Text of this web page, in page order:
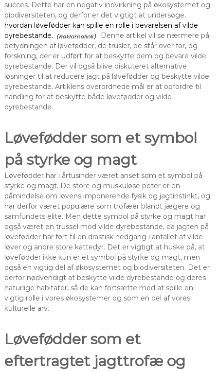
succes. Dette har en negativ indvirkning på økosystemet og
biodiversiteten, og derfor er det vigtigt at undersøge,
hvordan løvefødder kan spille en rolle i bevarelsen af vilde
dyrebestande.
Denne artikel vil se nærmere på
betydningen af ​​løvefødder, de trusler, de står over for, og
forskning, der er udført for at beskytte dem og bevare vilde
dyrebestande. Der vil også blive diskuteret alternative
løsninger til at reducere jagt på løvefødder og beskytte vilde
dyrebestande. Artiklens overordnede mål er at opfordre til
handling for at beskytte både løvefødder og vilde
dyrebestande.
Løvefødder som et symbol
på styrke og magt
Løvefødder har i årtusinder været anset som et symbol på
styrke og magt. De store og muskuløse poter er en
påmindelse om løvens imponerende fysik og jagtinstinkt, og
har derfor været populære som trofæer blandt jægere og
samfundets elite. Men dette symbol på styrke og magt har
også været en trussel mod vilde dyrebestande, da jagten på
løvefødder har ført til en drastisk nedgang i antallet af vilde
løver og andre store kattedyr. Det er vigtigt at huske på, at
løvefødder ikke kun er et symbol på styrke og magt, men
også en vigtig del af økosystemet og biodiversiteten. Det er
derfor nødvendigt at beskytte vilde dyrebestande og deres
naturlige habitater, så de kan fortsætte med at spille en
vigtig rolle i vores økosystemer og som en del af vores
kulturelle arv.
Løvefødder som et
eftertragtet jagttrofæ og